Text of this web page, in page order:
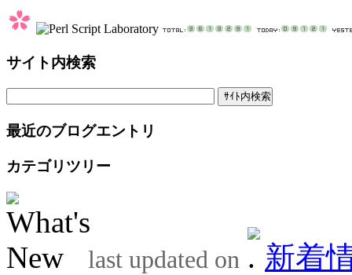
サイト内検索
最近のブログエントリ
カテゴリツリー
last updated on
新着